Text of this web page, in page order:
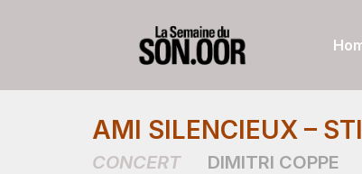
AMI SILENCIEUX –
CONCERT DIMITRI COPPE